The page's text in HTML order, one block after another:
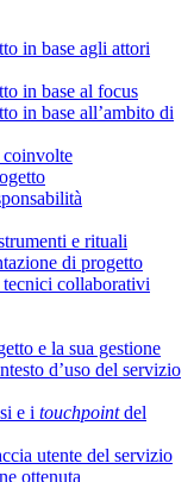
in base agli attori
in base al focus
in base all’ambito di
coinvolte
e rituali
di progetto
collaborativi
e la sua gestione
d’uso del servizio
e i touchpointdel
utente del servizio
ottenuta